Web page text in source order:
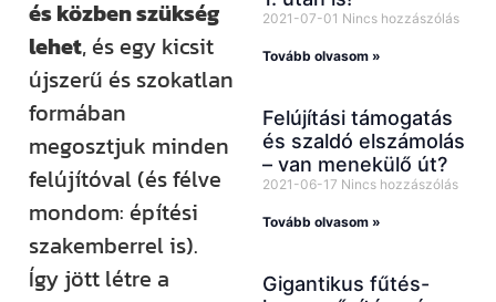
és közben szükség
lehet, és egy kicsit
újszerű és szokatlan
formában
megosztjuk minden
felújítóval (és félve
mondom: építési
szakemberrel is).
Így jött létre a
2021-07-01 Nincs hozzászólás
Tovább olvasom »
Felújítási támogatás
és szaldó elszámolás
– van menekülő út?
2021-06-17 Nincs hozzászólás
Tovább olvasom »
Gigantikus fűtés-